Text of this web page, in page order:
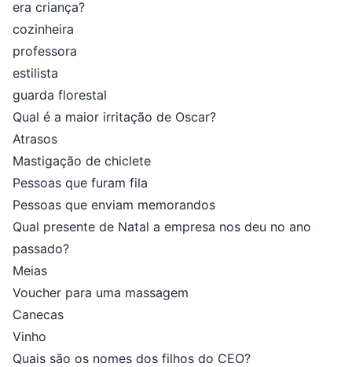
era criança?
cozinheira
professora
estilista
guarda florestal
Qual é a maior irritação de Oscar?
Atrasos
Mastigação de chiclete
Pessoas que furam fila
Pessoas que enviam memorandos
Qual presente de Natal a empresa nos deu no ano
passado?
Meias
Voucher para uma massagem
Canecas
Vinho
Quais são os nomes dos filhos do CEO?